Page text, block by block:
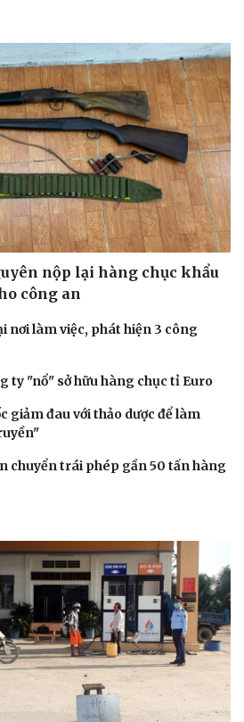
nộp lại hàng chục khẩu
công an
nơi làm việc, phát hiện 3 công
ty "nổ" sở hữu hàng chục tỉ Euro
giảm đau với thảo dược để làm
chuyển trái phép gần 50 tấn hàng